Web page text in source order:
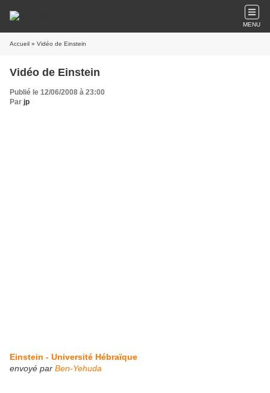
MENU
Accueil » Vidéo de Einstein
Vidéo de Einstein
Publié le 12/06/2008 à 23:00
Par jp
Einstein - Université Hébraïque
envoyé par Ben-Yehuda